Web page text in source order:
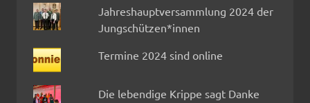
Jahreshauptversammlung 2024 der
Jungschützen*innen
Termine 2024 sind online
Die lebendige Krippe sagt Danke